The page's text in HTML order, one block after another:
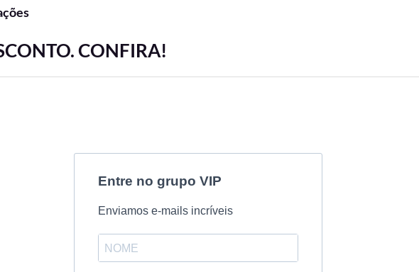
CONFIRA!
Entre no grupo VIP
Enviamos e-mails incríveis